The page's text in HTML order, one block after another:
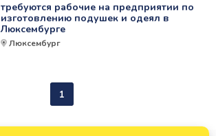
требуются рабочие на предприятии по
изготовлению подушек и одеял в
Люксембурге
Люксембург
1